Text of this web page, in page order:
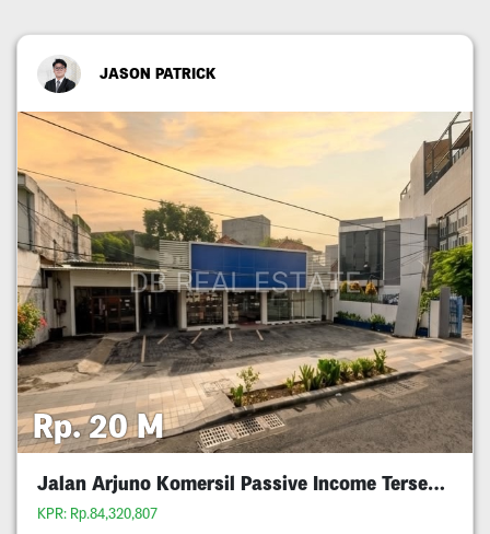
JASON PATRICK
Rp. 20 M
Jalan Arjuno Komersil Passive Income Tersewa
KPR: Rp.84,320,807